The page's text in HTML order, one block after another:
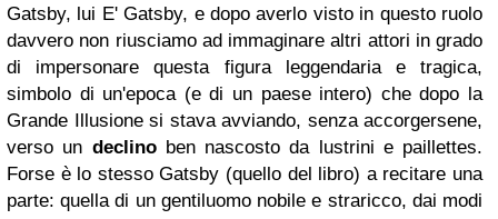
Gatsby, lui E'Gatsby, e dopo averlo visto in questo ruolo
davvero non riusciamo ad immaginare altri attori in grado
di impersonare questa figura leggendaria e tragica,
simbolo di un'epoca (e di un paese intero) che dopo la
Grande Illusione si stava avviando, senza accorgersene,
verso un declinoben nascosto da lustrini e paillettes.
Forse è lo stessoGatsby (quello del libro) a recitare una
parte: quella di un gentiluomo nobile e straricco, dai modi